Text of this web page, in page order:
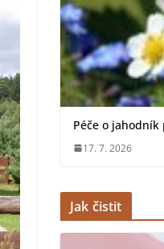
Péče o
17. 7. 2026
Jak čistit